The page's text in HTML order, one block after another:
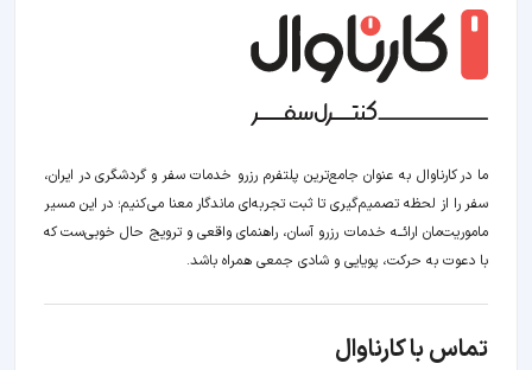
ما در کارناوال به عنوان جامع‌ترین پلتفرم رزرو خدمات سفر و گردشگری در ایران،
سفر را از لحظه‌ تصمیم‌گیری تا ثبت تجربه‌ای ماندگار معنا می‌کنیم؛ در این مسیر‍
ماموریت‌مان اراﺋــﻪ خدمات رزرو آسان، راهنمای واقعی و ترویج حال خوبی‌ست که
با دعوت به حرکت، پویایی و شادی جمعی همراه باشد.
تماس با کارناوال